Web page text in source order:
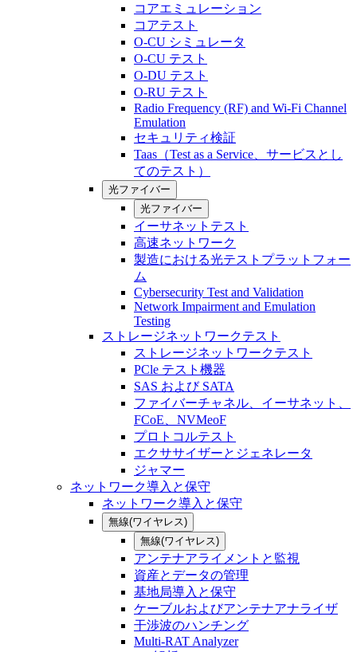
コアエミュレーション
コアテスト
O-CU シミュレータ
O-CU テスト
O-DU テスト
O-RU テスト
Radio Frequency (RF) and Wi-Fi Channel
Emulation
セキュリティ検証
Taas（Test as a Service、サービスとし
てのテスト）
光ファイバー
光ファイバー
イーサネットテスト
高速ネットワーク
製造における光テストプラットフォー
ム
Cybersecurity Test and Validation
Network Impairment and Emulation
Testing
ストレージネットワークテスト
ストレージネットワークテスト
PCle テスト機器
SAS および SATA
ファイバーチャネル、イーサネット、
FCoE、NVMeoF
プロトコルテスト
エクササイザーとジェネレータ
ジャマー
ネットワーク導入と保守
ネットワーク導入と保守
無線(ワイヤレス)
無線(ワイヤレス)
アンテナアライメントと監視
資産とデータの管理
基地局導入と保守
ケーブルおよびアンテナアナライザ
干渉波のハンチング
Multi-RAT Analyzer